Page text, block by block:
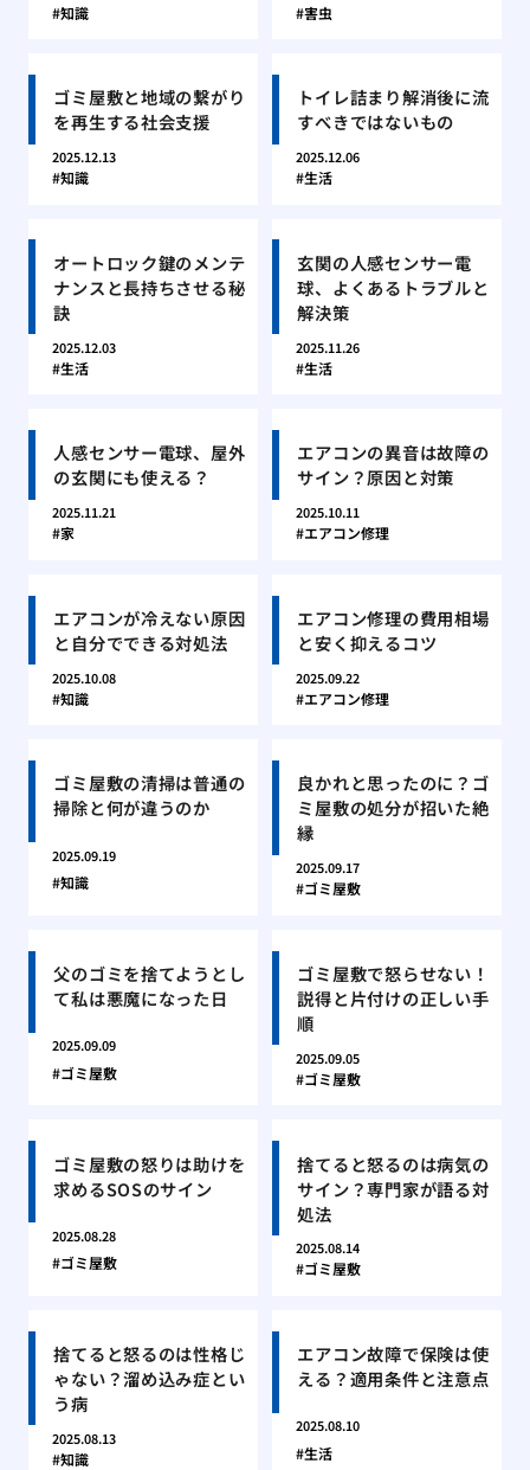
知識 害虫
ゴミ屋敷と地域の繋がり
を再生する社会支援
2025.12.13
知識
トイレ詰まり解消後に流
すべきではないもの
2025.12.06
生活
オートロック鍵のメンテ
ナンスと長持ちさせる秘
訣
2025.12.03
生活
玄関の人感センサー電
球、よくあるトラブルと
解決策
2025.11.26
生活
人感センサー電球、屋外
の玄関にも使える？
2025.11.21
家
エアコンの異音は故障の
サイン？原因と対策
2025.10.11
エアコン修理
エアコンが冷えない原因
と自分でできる対処法
2025.10.08
知識
エアコン修理の費用相場
と安く抑えるコツ
2025.09.22
エアコン修理
ゴミ屋敷の清掃は普通の
掃除と何が違うのか
2025.09.19
知識
良かれと思ったのに？ゴ
ミ屋敷の処分が招いた絶
縁
2025.09.17
ゴミ屋敷
父のゴミを捨てようとし
て私は悪魔になった日
2025.09.09
ゴミ屋敷
ゴミ屋敷で怒らせない！
説得と片付けの正しい手
順
2025.09.05
ゴミ屋敷
ゴミ屋敷の怒りは助けを
求めるSOSのサイン
2025.08.28
ゴミ屋敷
捨てると怒るのは病気の
サイン？専門家が語る対
処法
2025.08.14
ゴミ屋敷
捨てると怒るのは性格じ
ゃない？溜め込み症とい
う病
2025.08.13
知識
エアコン故障で保険は使
える？適用条件と注意点
2025.08.10
生活